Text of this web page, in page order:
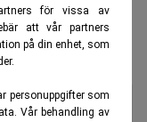
för vissa av
att vår partners
på din enhet, som
personuppgifter som
Vår behandling av